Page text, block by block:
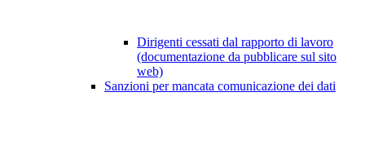
Dirigenti cessati dal rapporto di lavoro
(documentazione da pubblicare sul sito
web)
Sanzioni per mancata comunicazione dei dati